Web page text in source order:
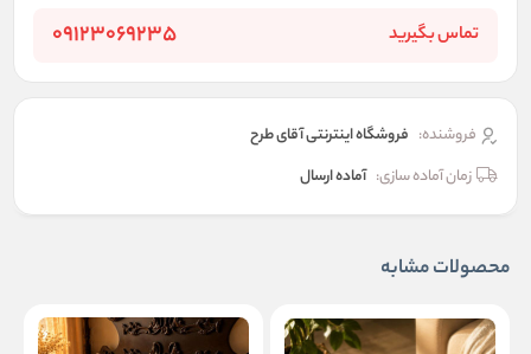
تماس بگیرید 09123069235
فروشنده: فروشگاه اینترنتی آقای طرح
زمان آماده سازی: آماده ارسال
محصولات مشابه